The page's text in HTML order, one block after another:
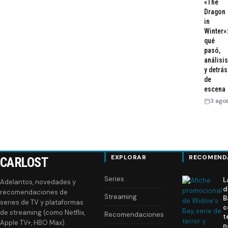
«The
Dragon
in
Winter»:
qué
pasó,
análisis
y detrás
de
escena
3
CARLOST
Adelantos, novedades y
recomendaciones de
series de TV y plataformas
de streaming (como Netflix,
Apple TV+, HBO Max).
EXPLORAR
Series
Streaming
Recomendaciones